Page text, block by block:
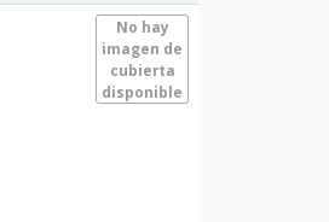
No hay
imagen de
cubierta
disponible